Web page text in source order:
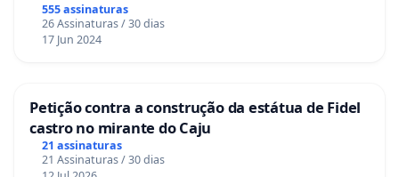
555 assinaturas
26 Assinaturas / 30 dias
17 Jun 2024
Petição contra a construção da estátua de Fidel
castro no mirante do Caju
21 assinaturas
21 Assinaturas / 30 dias